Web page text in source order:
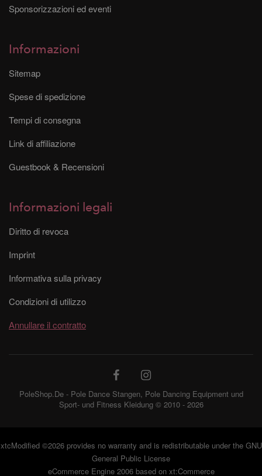
Sponsorizzazioni ed eventi
Informazioni
Sitemap
Spese di spedizione
Tempi di consegna
Link di affiliazione
Guestbook & Recensioni
Informazioni legali
Diritto di revoca
Imprint
Informativa sulla privacy
Condizioni di utilizzo
Annullare il contratto
PoleShop.De - Pole Dance Stangen, Pole Dancing Equipment und
Sport- und Fitness Kleidung © 2010 - 2026
xtcModified©2026 provides no warranty and is redistributable under the GNU
General Public License
eCommerce Engine 2006 based on xt:Commerce